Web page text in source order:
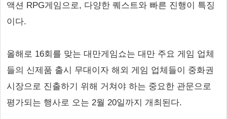
액션 RPG게임으로, 다양한 퀘스트와 빠른 진행이 특징
이다.
올해로 16회를 맞는 대만게임쇼는 대만 주요 게임 업체
들의 신제품 출시 무대이자 해외 게임 업체들이 중화권
시장으로 진출하기 위해 거쳐야 하는 중요한 관문으로
평가되는 행사로 오는 2월 20일까지 개최된다.